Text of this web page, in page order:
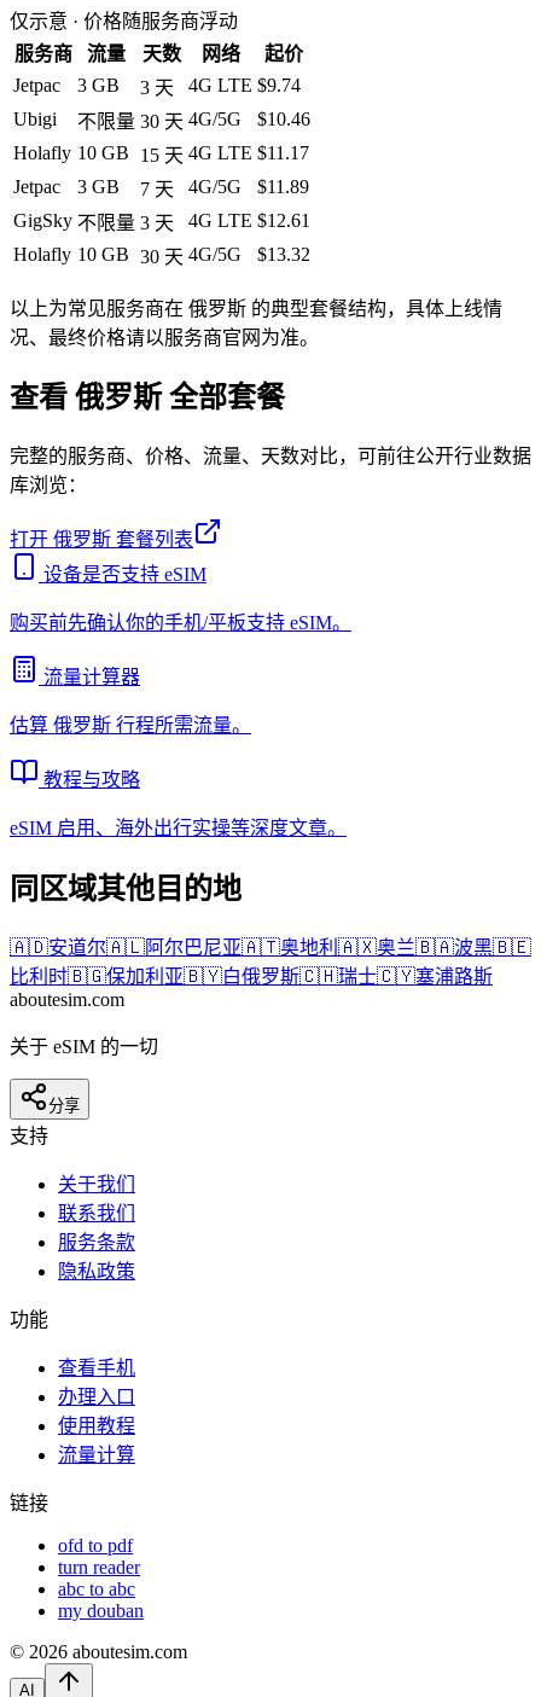
仅示意 · 价格随服务商浮动
服务商
流量 天数 网络
起价
Jetpac
3 GB 3 天 4G LTE $9.74
Ubigi
不限量 30 天 4G/5G
$10.46
Holafly 10 GB 15 天 4G LTE $11.17
Jetpac
3 GB 7 天 4G/5G
$11.89
GigSky 不限量 3 天 4G LTE $12.61
Holafly 10 GB 30 天 4G/5G $13.32
以上为常见服务商在 俄罗斯 的典型套餐结构，具体上线情
况、最终价格请以服务商官网为准。
查看 俄罗斯 全部套餐
完整的服务商、价格、流量、天数对比，可前往公开行业数据
库浏览：
打开 俄罗斯 套餐列表
设备是否支持 eSIM
购买前先确认你的手机/平板支持 eSIM。
流量计算器
估算 俄罗斯 行程所需流量。
教程与攻略
eSIM 启用、海外出行实操等深度文章。
同区域其他目的地
🇦🇩安道尔🇦🇱阿尔巴尼亚🇦🇹奥地利 🇦🇽奥兰🇧🇦波黑🇧🇪
比利时🇧🇬保加利亚🇧🇾白俄罗斯🇨🇭瑞士🇨🇾塞浦路斯
aboutesim.com
关于 eSIM 的一切
分享
支持
关于我们
联系我们
服务条款
隐私政策
功能
查看手机
办理入口
使用教程
流量计算
链接
ofd to pdf
turn reader
abc to abc
my douban
© 2026 aboutesim.com
AI